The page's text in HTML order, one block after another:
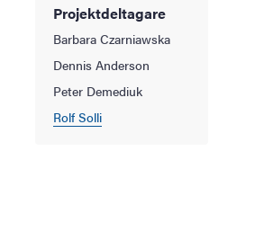
Projektdeltagare
Barbara Czarniawska
Dennis Anderson
Peter Demediuk
Rolf Solli